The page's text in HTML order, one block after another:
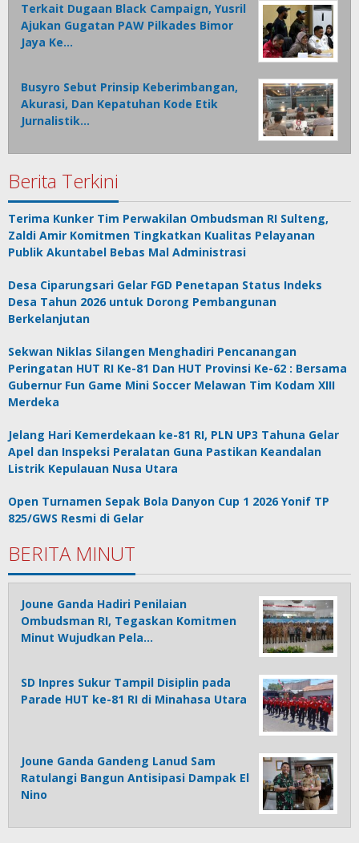
Terkait Dugaan Black Campaign, Yusril
Ajukan Gugatan PAW Pilkades Bimor
Jaya Ke…
Busyro Sebut Prinsip Keberimbangan,
Akurasi, Dan Kepatuhan Kode Etik
Jurnalistik…
Berita Terkini
Terima Kunker Tim Perwakilan Ombudsman RI Sulteng,
Zaldi Amir Komitmen Tingkatkan Kualitas Pelayanan
Publik Akuntabel Bebas Mal Administrasi
Desa Ciparungsari Gelar FGD Penetapan Status Indeks
Desa Tahun 2026 untuk Dorong Pembangunan
Berkelanjutan
Sekwan Niklas Silangen Menghadiri Pencanangan
Peringatan HUT RI Ke-81 Dan HUT Provinsi Ke-62 : Bersama
Gubernur Fun Game Mini Soccer Melawan Tim Kodam XIII
Merdeka
Jelang Hari Kemerdekaan ke-81 RI, PLN UP3 Tahuna Gelar
Apel dan Inspeksi Peralatan Guna Pastikan Keandalan
Listrik Kepulauan Nusa Utara
Open Turnamen Sepak Bola Danyon Cup 1 2026 Yonif TP
825/GWS Resmi di Gelar
BERITA MINUT
Joune Ganda Hadiri Penilaian
Ombudsman RI, Tegaskan Komitmen
Minut Wujudkan Pela…
SD Inpres Sukur Tampil Disiplin pada
Parade HUT ke-81 RI di Minahasa Utara
Joune Ganda Gandeng Lanud Sam
Ratulangi Bangun Antisipasi Dampak El
Nino